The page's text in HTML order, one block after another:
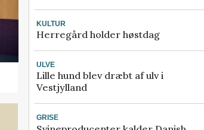
KULTUR
Herregård holder høstdag
ULVE
Lille hund blev dræbt af ulv i
Vestjylland
GRISE